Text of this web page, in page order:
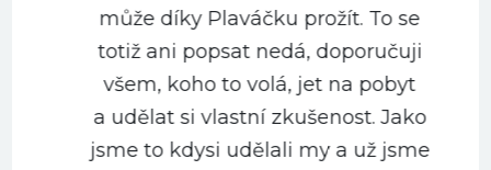
může díky Plaváčku prožít. To se
totiž ani popsat nedá, doporučuji
všem, koho to volá, jet na pobyt
a udělat si vlastní zkušenost. Jako
jsme to kdysi udělali my a už jsme